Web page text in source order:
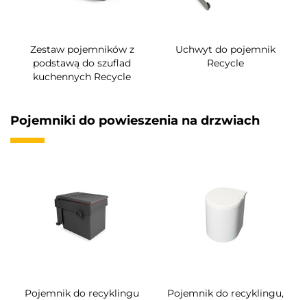
Zestaw pojemników z
podstawą do szuflad
kuchennych Recycle
Uchwyt do pojemnik
Recycle
Pojemniki do powieszenia na drzwiach
Pojemnik do recyklingu Pojemnik do recyklingu,